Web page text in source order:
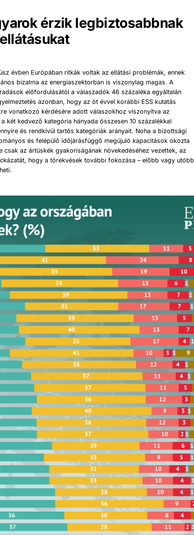
érzik legbiztosabbnak
évben Európában ritkák voltak az ellátási problémák, ennek
bizalma az energiaszektorban is viszonylag magas. A
előfordulásától a válaszadók 46 százaléka egyáltalán
azonban, hogy az öt évvel korábbi ESS kutatás
vonatkozó kérdésére adott válaszokhoz viszonyítva az
két kedvező kategória hányada összesen 10 százalékkal
és rendkívül tartós kategóriák arányait. Noha a bizottsági
és felépülő időjárásfüggő megújuló kapacitások okozta
csak az ártüskék gyakoriságának növekedéséhez vezettek, az
hogy a törekvések további fokozása – előbb vagy utóbb